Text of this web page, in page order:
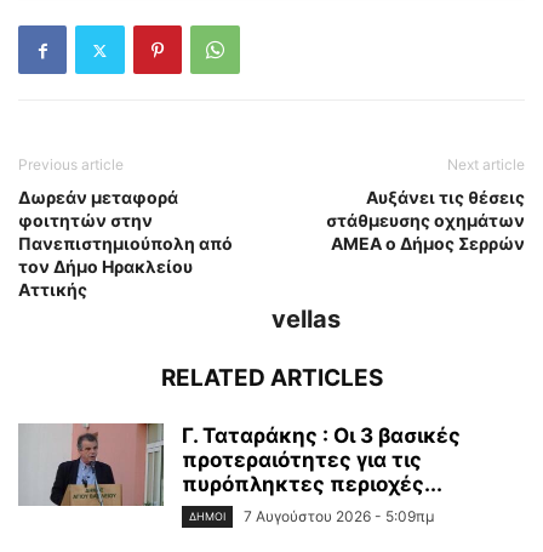
Previous article
Δωρεάν μεταφορά
φοιτητών στην
Πανεπιστημιούπολη από
τον Δήμο Ηρακλείου
Αττικής
Next article
Αυξάνει τις θέσεις
στάθμευσης οχημάτων
ΑΜΕΑ ο Δήμος Σερρών
vellas
RELATED ARTICLES
Γ. Ταταράκης : Οι 3 βασικές
προτεραιότητες για τις
πυρόπληκτες περιοχές...
ΔΉΜΟΙ 7 Αυγούστου 2026 - 5:09πμ